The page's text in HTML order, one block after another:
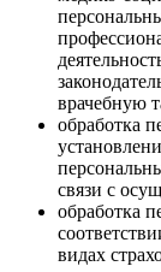
врачебную
обработка
связи с
обработка
видах